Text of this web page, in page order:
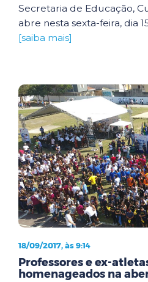
Secretaria de Educação,
abre nesta sexta-feira, dia
[saiba mais]
18/09/2017, às 9:14
Professores e ex-
homenageados na